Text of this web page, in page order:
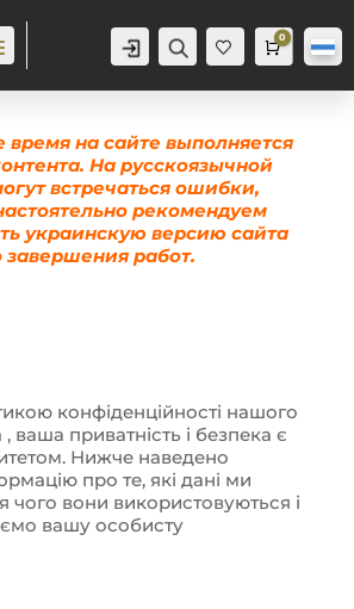
АккаунтПоиск
Же
лан
Корзина
0
0,0
время на сайте выполняется
На русскоязычной
встречаться ошибки,
рекомендуем
украинскую версию сайта
завершения работ.
конфіденційності нашого
ваша приватність і безпека є
Нижче наведено
про те, які дані ми
чого вони використовуються і
вашу особисту